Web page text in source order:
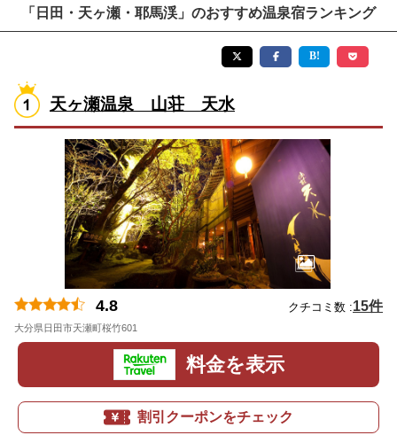
「日田・天ヶ瀬・耶馬渓」のおすすめ温泉宿ランキング
天ヶ瀬温泉 山荘 天水
4.8 クチコミ数 :15件
大分県日田市天瀬町桜竹601
料金を表示
割引クーポンをチェック